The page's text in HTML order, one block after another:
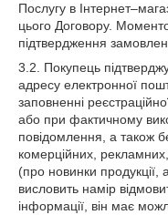
Послугу в
цього Договору.
підтвердження
3.2. Покупець
адресу електронної
заповненні
або при фактичному
повідомлення, а також
комерційних, рекламних,
(про новинки продукції,
висловить намір
інформації, він має